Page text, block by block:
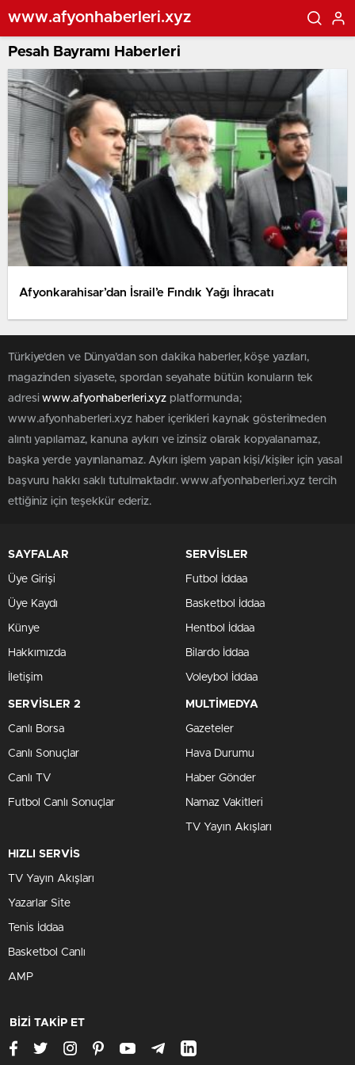
www.afyonhaberleri.xyz
Pesah Bayramı Haberleri
Afyonkarahisar’dan İsrail’e Fındık Yağı İhracatı
Türkiye'den ve Dünya’dan son dakika haberler, köşe yazıları,
magazinden siyasete, spordan seyahate bütün konuların tek
adresiwww.afyonhaberleri.xyz platformunda;
www.afyonhaberleri.xyz haber içerikleri kaynak gösterilmeden
alıntı yapılamaz, kanuna aykırı ve izinsiz olarak kopyalanamaz,
başka yerde yayınlanamaz. Aykırı işlem yapan kişi/kişiler için yasal
başvuru hakkı saklı tutulmaktadır. www.afyonhaberleri.xyz tercih
ettiğiniz için teşekkür ederiz.
SAYFALAR
Üye Girişi
Üye Kaydı
Künye
Hakkımızda
İletişim
SERVİSLER
Futbol İddaa
Basketbol İddaa
Hentbol İddaa
Bilardo İddaa
Voleybol İddaa
SERVİSLER 2
Canlı Borsa
Canlı Sonuçlar
Canlı TV
Futbol Canlı Sonuçlar
MULTİMEDYA
Gazeteler
Hava Durumu
Haber Gönder
Namaz Vakitleri
TV Yayın Akışları
HIZLI SERVİS
TV Yayın Akışları
Yazarlar Site
Tenis İddaa
Basketbol Canlı
AMP
BİZİ TAKİP ET